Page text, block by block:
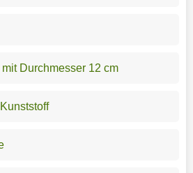
Durchmesser 12 cm